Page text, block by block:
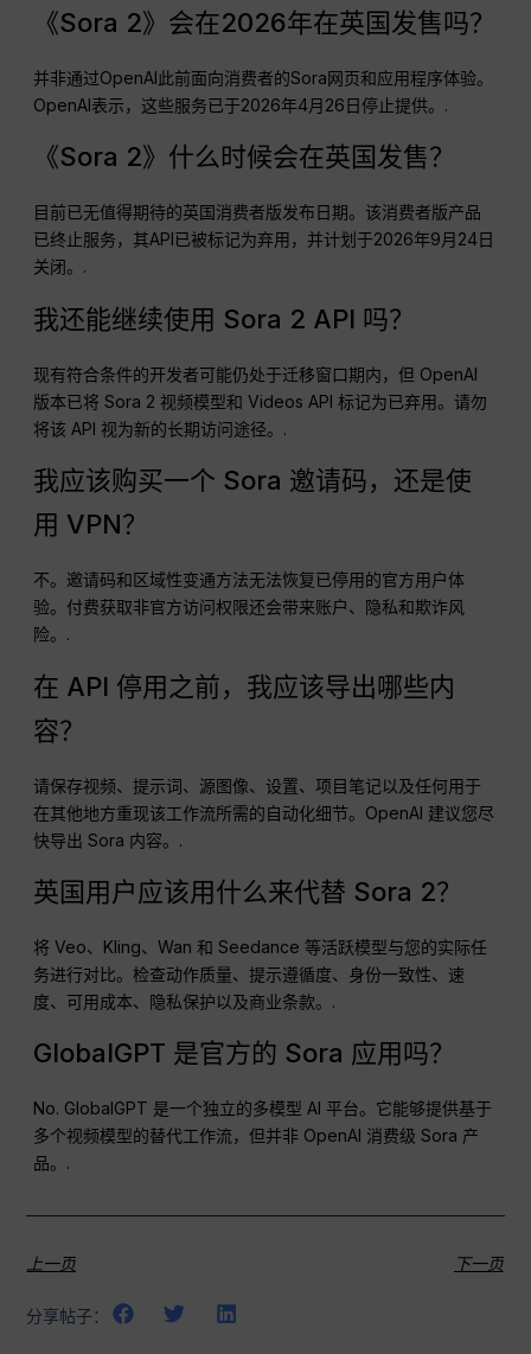
《Sora 2》会在2026年在英国发售吗？
并非通过OpenAI此前面向消费者的Sora网页和应用程序体验。
OpenAI表示，这些服务已于2026年4月26日停止提供。.
《Sora 2》什么时候会在英国发售？
目前已无值得期待的英国消费者版发布日期。该消费者版产品
已终止服务，其API已被标记为弃用，并计划于2026年9月24日
关闭。.
我还能继续使用 Sora 2 API 吗？
现有符合条件的开发者可能仍处于迁移窗口期内，但 OpenAI
版本已将 Sora 2 视频模型和 Videos API 标记为已弃用。请勿
将该 API 视为新的长期访问途径。.
我应该购买一个 Sora 邀请码，还是使
用 VPN？
不。邀请码和区域性变通方法无法恢复已停用的官方用户体
验。付费获取非官方访问权限还会带来账户、隐私和欺诈风
险。.
在 API 停用之前，我应该导出哪些内
容？
请保存视频、提示词、源图像、设置、项目笔记以及任何用于
在其他地方重现该工作流所需的自动化细节。OpenAI 建议您尽
快导出 Sora 内容。.
英国用户应该用什么来代替 Sora 2？
将 Veo、Kling、Wan 和 Seedance 等活跃模型与您的实际任
务进行对比。检查动作质量、提示遵循度、身份一致性、速
度、可用成本、隐私保护以及商业条款。.
GlobalGPT 是官方的 Sora 应用吗？
No. GlobalGPT 是一个独立的多模型 AI 平台。它能够提供基于
多个视频模型的替代工作流，但并非 OpenAI 消费级 Sora 产
品。.
上一页 下一页
分享帖子：